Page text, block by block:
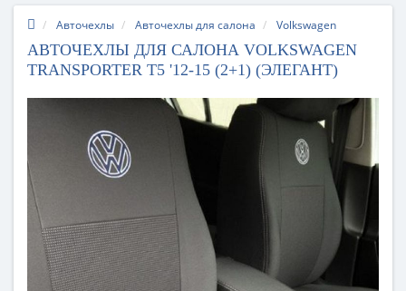
Авточехлы Авточехлы для салона Volkswagen
АВТОЧЕХЛЫ ДЛЯ САЛОНА VOLKSWAGEN
TRANSPORTER T5 '12-15 (2+1) (ЭЛЕГАНТ)